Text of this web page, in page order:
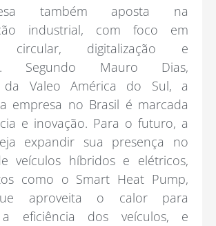
também aposta na
industrial, com foco em
circular, digitalização e
Segundo Mauro Dias,
da Valeo América do Sul, a
empresa no Brasil é marcada
e inovação. Para o futuro, a
expandir sua presença no
veículos híbridos e elétricos,
como o Smart Heat Pump,
aproveita o calor para
a eficiência dos veículos, e